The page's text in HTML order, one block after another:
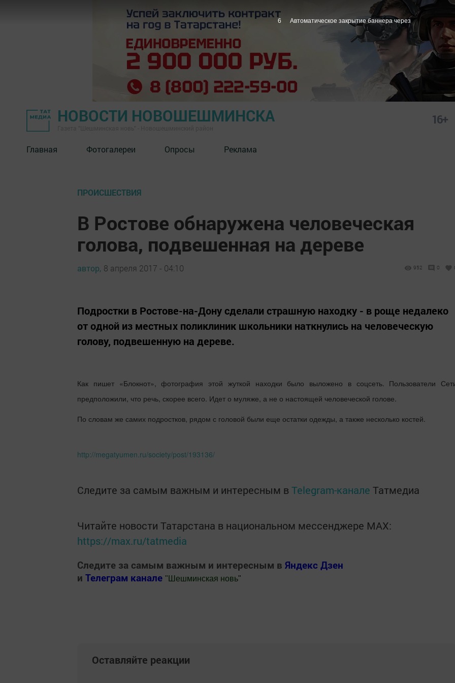
НОВОСТИ НОВОШЕШМИНСКА 16+
Главная Фотогалереи Опросы Реклама
ПРОИСШЕСТВИЯ
В Ростове обнаружена человеческая
голова, подвешенная на дереве
автор, 8 апреля 2017 - 04:10 952 0
Подростки в Ростове-на-Дону сделали страшную находку - в роще недалеко
от одной из местных поликлиник школьники наткнулись на человеческую
голову, подвешенную на дереве.
Как пишет «Блокнот», фотография этой жуткой находки было выложено в соцсеть. Пользователи
предположили, что речь, скорее всего. Идет о муляже, а не о настоящей человеческой голове.
По словам же самих подростков, рядом с головой были еще остатки одежды, а также несколько костей.
http://megatyumen.ru/society/post/193136/
Следите за самым важным и интересным в Telegram-канале Татмедиа
Читайте новости Татарстана в национальном мессенджере MАХ:
https://max.ru/tatmedia
Следите за самым важным и интересным в Яндекс Дзен
и Телеграм канале " Шешминская новь"
Оставляйте реакции
5 Автоматическое закрытие баннера через